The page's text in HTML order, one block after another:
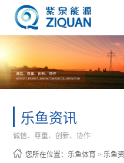
乐鱼资讯
诚信、尊重、创新、协作
您所在位置：乐鱼体育 >乐鱼